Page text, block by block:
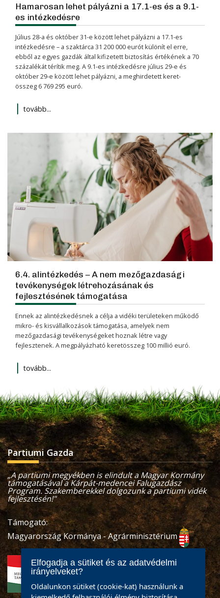
Hamarosan lehet pályázni a 17.1-es és a 9.1-
es intézkedésre
Július 28-a és október 31-e között lehet pályázni a 17.1-es
intéz­kedésre – a szaktárca 31 200 000 eurót különít el erre,
ebből az egyes gazdák által kifizetett biztosítás értékének a 70
százalékát térítik meg. A 9.1-es intéz­kedésre július 29-e és
október 29-e között lehet pályázni, a meghir­detett keret­
összeg 6 769 295 euró.
tovább...
6.4. alintézkedés – A nem mezőgazdasági
tevékenységek létrehozásának és
fejlesztésének támogatása
Ennek az alintézkedésnek a célja a vidéki területeken működő
mikro- és kisvállalkozások támogatása, amelyek nem
mezőgazdasági tevékenységeket hoznak létre vagy
fejlesztenek. A megpályázható keretösszeg 100 millió euró.
tovább...
Partiumi Gazda
„A partiumi megyékben is elindult a Magyar Kormány
támogatásával a Kárpát-medencei Falugazdász
Program. Szakemberekkel dolgozunk a partiumi vidék
fejlesztésén!"
Támogató:
Magyarország Kormánya - Agrárminisztérium
Elfogadja a sütiket és az adatvédelmi
irányelveket?
Oldalunkon sütiket (cookie-kat) használunk a